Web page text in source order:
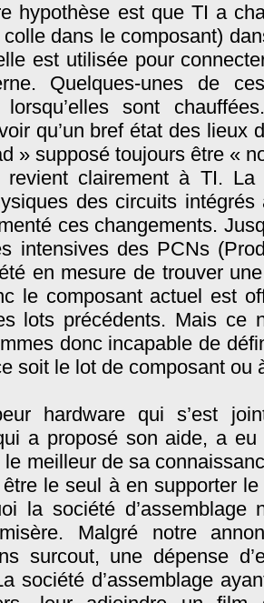
hypothèse est que TI a
dans le composant)
est utilisée pour
Quelques-unes de
lorsqu’elles sont
qu’un bref état des lieux
» supposé toujours être «
revient clairement à TI.
des circuits
ces changements.
intensives des PCNs
en mesure de trouver
le composant actuel est
lots précédents. Mais ce
donc incapable de
soit le lot de composant ou
hardware qui s’est
a proposé son aide, a
meilleur de sa
le seul à en supporter
la société
Malgré notre
surcout, une dépense
société d’assemblage